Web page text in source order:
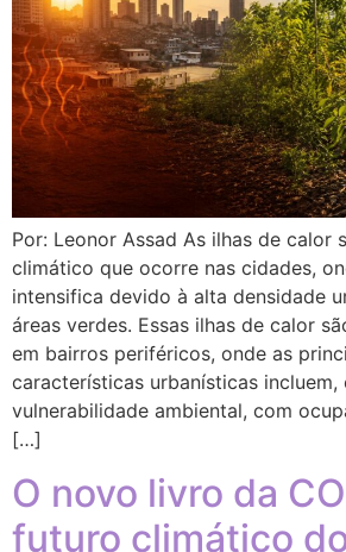
Por: Leonor Assad As ilhas de calor
climático que ocorre nas cidades,
intensifica devido à alta densidade
áreas verdes. Essas ilhas de calor
em bairros periféricos, onde as
características urbanísticas incluem,
vulnerabilidade ambiental, com
[…]
O novo livro da
futuro climático